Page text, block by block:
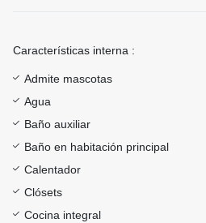
Características interna :
Admite mascotas
Agua
Baño auxiliar
Baño en habitación principal
Calentador
Clósets
Cocina integral